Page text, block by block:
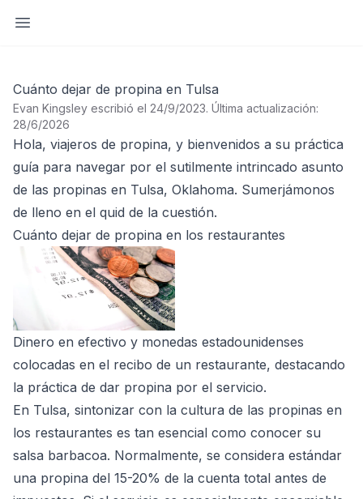
Abrir barra lateral
Cuánto dejar de propina en Tulsa
Evan Kingsley escribió el 24/9/2023. Última actualización:
28/6/2026
Hola, viajeros de propina, y bienvenidos a su práctica
guía para navegar por el sutilmente intrincado asunto
de las propinas en Tulsa, Oklahoma. Sumerjámonos
de lleno en el quid de la cuestión.
Cuánto dejar de propina en los restaurantes
Dinero en efectivo y monedas estadounidenses
colocadas en el recibo de un restaurante, destacando
la práctica de dar propina por el servicio.
En Tulsa, sintonizar con la cultura de las propinas en
los restaurantes es tan esencial como conocer su
salsa barbacoa. Normalmente, se considera estándar
una propina del 15-20% de la cuenta total antes de